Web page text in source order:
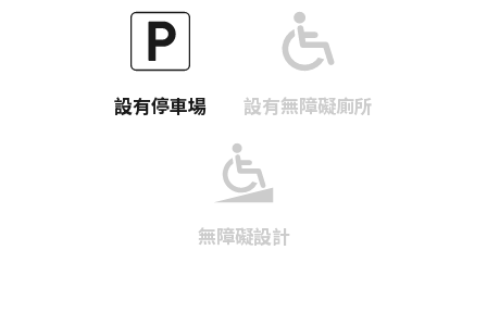
設有停車場 設有無障礙廁所
無障礙設計
Twitter分享
Facebook分享
複製連結